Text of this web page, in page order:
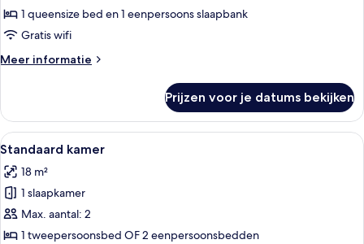
(with
extra
bed)
laden
1 queensize bed en 1 eenpersoons slaapbank
Gratis wifi
Meer informatie
Meer
(with
extra
bed)
Prijzen voor je datums bekijken
Alle
foto's
voor
Standaard
kamer
laden
Een hotelkamer met een groot bed,
14
Standaard kamer
18 m²
1 slaapkamer
Max. aantal: 2
1 tweepersoonsbed OF 2 eenpersoonsbedden